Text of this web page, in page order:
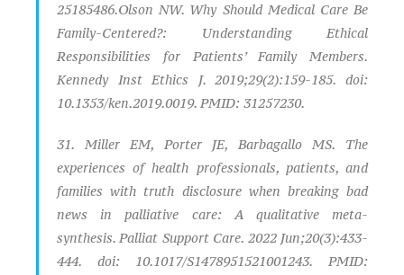
25185486.Olson NW. Why Should Medical Care Be
Family-Centered?: Understanding Ethical
Responsibilities for Patients’ Family Members.
Kennedy Inst Ethics J. 2019;29(2):159-185. doi:
10.1353/ken.2019.0019. PMID: 31257230.
31. Miller EM, Porter JE, Barbagallo MS. The
experiences of health professionals, patients, and
families with truth disclosure when breaking bad
news in palliative care: A qualitative meta-
synthesis. Palliat Support Care. 2022 Jun;20(3):433-
444. doi: 10.1017/S1478951521001243. PMID: